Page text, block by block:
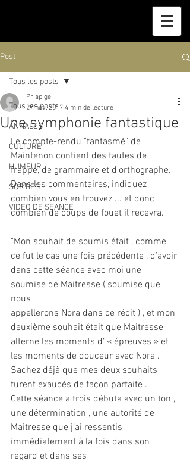
Post
Tous les posts
ANNALES
CULTURE
HUMEUR
SORTIES
VIDEO DE SEANCE
Tous les posts
Une symphonie fantastique
Priapige
27 nov. 2017 4 min de lecture
Le compte-rendu "fantasmé" de
Maintenon contient des fautes de
frappe, de grammaire et d'orthographe.
Dans les commentaires, indiquez
combien vous en trouvez ... et donc
combien de coups de fouet il recevra.
"Mon souhait de soumis était , comme
ce fut le cas une fois précédente , d’avoir
dans cette séance avec moi une
soumise de Maitresse ( soumise que
nous
appellerons Nora dans ce récit ) , et mon
deuxième souhait était que Maitresse
alterne les moments d’ « épreuves » et
les moments de douceur avec Nora .
Sachez déjà que mes deux souhaits
furent exaucés de façon parfaite .
Cette séance a trois débuta avec un ton ,
une détermination , une autorité de
Maitresse que j’ai ressentis
immédiatement à la fois dans son
regard et dans ses